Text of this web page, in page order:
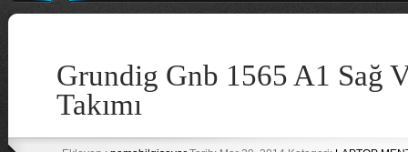
Grundig Gnb 1565 A1 Sağ
Takımı